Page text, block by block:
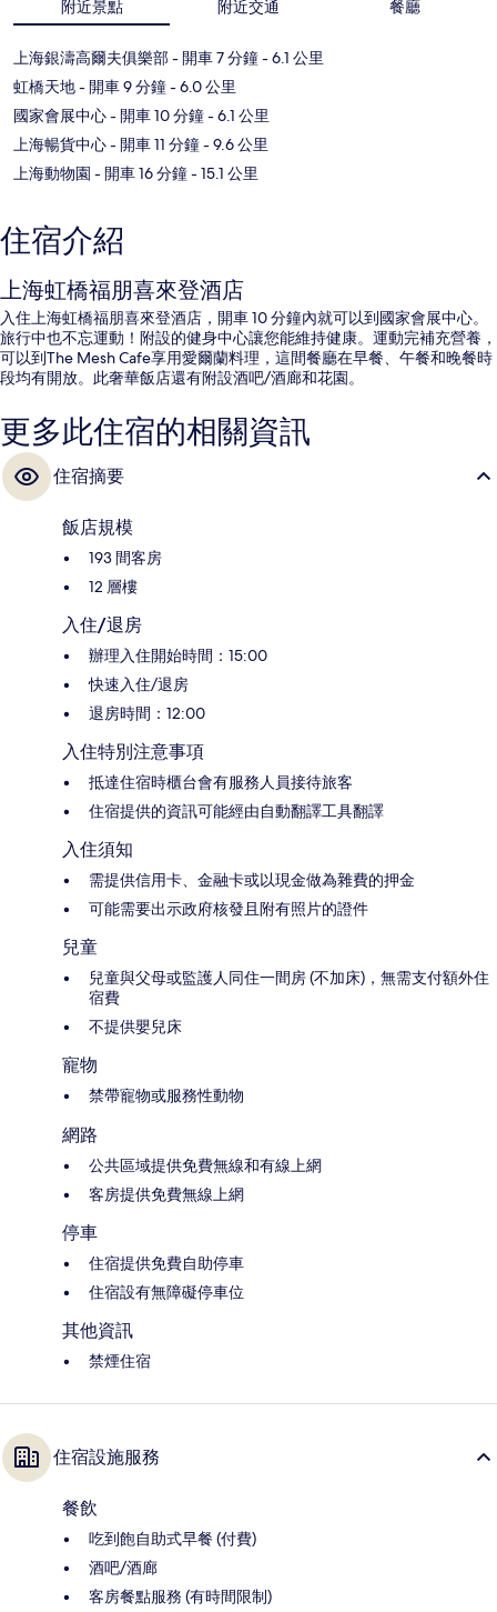
附近景點 附近交通 餐廳
上海銀濤高爾夫俱樂部- 開車 7 分鐘- 6.1 公里
虹橋天地- 開車 9 分鐘- 6.0 公里
國家會展中心- 開車 10 分鐘- 6.1 公里
上海暢貨中心- 開車 11 分鐘- 9.6 公里
上海動物園 - 開車 16 分鐘- 15.1 公里
住宿介紹
上海虹橋福朋喜來登酒店
入住上海虹橋福朋喜來登酒店，開車 10 分鐘內就可以到國家會展中心。
旅行中也不忘運動！附設的健身中心讓您能維持健康。運動完補充營養，
可以到The Mesh Cafe享用愛爾蘭料理，這間餐廳在早餐、午餐和晚餐時
段均有開放。此奢華飯店還有附設酒吧/酒廊和花園。
更多此住宿的相關資訊
住宿摘要
飯店規模
193 間客房
12 層樓
入住/退房
辦理入住開始時間：15:00
快速入住/退房
退房時間：12:00
入住特別注意事項
抵達住宿時櫃台會有服務人員接待旅客
住宿提供的資訊可能經由自動翻譯工具翻譯
入住須知
需提供信用卡、金融卡或以現金做為雜費的押金
可能需要出示政府核發且附有照片的證件
兒童
兒童與父母或監護人同住一間房 (不加床)，無需支付額外住
宿費
不提供嬰兒床
寵物
禁帶寵物或服務性動物
網路
公共區域提供免費無線和有線上網
客房提供免費無線上網
停車
住宿提供免費自助停車
住宿設有無障礙停車位
其他資訊
禁煙住宿
住宿設施服務
餐飲
吃到飽自助式早餐 (付費)
酒吧/酒廊
客房餐點服務 (有時間限制)